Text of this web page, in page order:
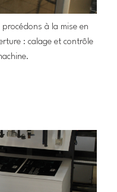
à la mise en
: calage et contrôle